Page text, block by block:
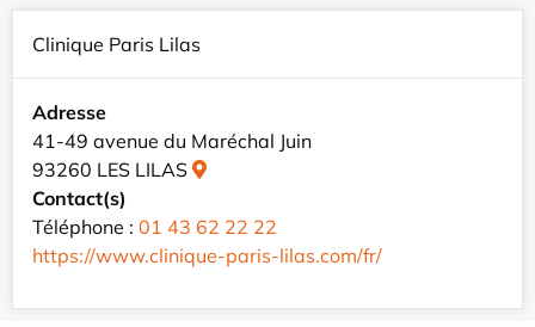
Clinique Paris Lilas
Adresse
41-49 avenue du Maréchal Juin
93260 LES LILAS
Contact(s)
Téléphone : 01 43 62 22 22
https://www.clinique-paris-lilas.com/fr/